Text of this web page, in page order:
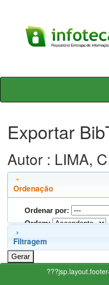
Skip
Exportar
Autor : LIMA,
Ordenação
Ordenar por:
Ordem:
Filtragem